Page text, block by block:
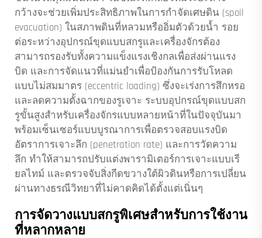
กว้างจะช่วยเพิ่มประสิทธิภาพในการกำจัดเศษดิน (spoil
evacuation) ในสภาพดินที่หลวมหรืออิ่มตัวด้วยน้ำ รอย
ต่อระหว่างอุปกรณ์ขุดแบบสกรูและเครื่องจักรต้อง
สามารถรองรับทั้งความแข็งแรงเชิงกลเพื่อส่งผ่านแรง
บิด และการจัดแนวที่แม่นยำเพื่อป้องกันการรับโหลด
แบบไม่สมมาตร (eccentric loading) ซึ่งจะเร่งการสึกหรอ
และลดความตั้งฉากของรูเจาะ ระบบอุปกรณ์ขุดแบบสก
รูขั้นสูงสำหรับเครื่องจักรแบบหลายหน้าที่ในปัจจุบันมา
พร้อมเซ็นเซอร์แบบบูรณาการเพื่อตรวจสอบแรงบิด
อัตราการเจาะลึก (penetration rate) และการวัดความ
ลึก ทำให้สามารถปรับแต่งพารามิเตอร์การเจาะแบบเรี
ยลไทม์ และตรวจจับสิ่งกีดขวางใต้ผิวดินหรือการเปลี่ยน
ผ่านทางธรณีวิทยาที่ไม่คาดคิดได้ตั้งแต่เนิ่นๆ
การจัดวางแบบสกรูพิเศษสำหรับการใช้งาน
ที่หลากหลาย